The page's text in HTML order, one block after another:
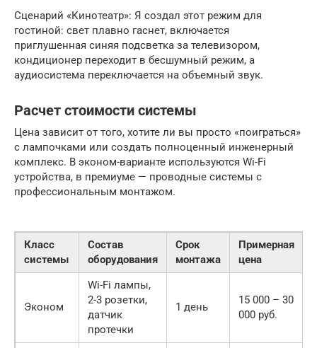
Сценарий «Кинотеатр»: Я создал этот режим для
гостиной: свет плавно гаснет, включается
приглушенная синяя подсветка за телевизором,
кондиционер переходит в бесшумный режим, а
аудиосистема переключается на объемный звук.
Расчет стоимости системы
Цена зависит от того, хотите ли вы просто «поиграться»
с лампочками или создать полноценный инженерный
комплекс. В эконом-варианте используются Wi-Fi
устройства, в премиуме — проводные системы с
профессиональным монтажом.
Класс
системы
Состав
оборудования
Срок
монтажа
Примерная
цена
Эконом
Wi-Fi лампы,
2-3 розетки,
датчик
протечки
1 день
15 000 – 30
000 руб.